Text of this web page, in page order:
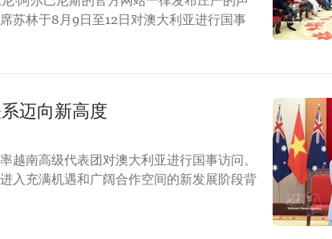
苏林于8月9日至12日对澳大利亚进行国事
迈向新高度
越南高级代表团对澳大利亚进行国事访问。
入充满机遇和广阔合作空间的新发展阶段背